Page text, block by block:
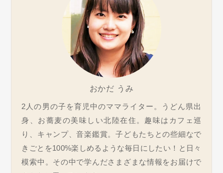
おかだ うみ
2人の男の子を育児中のママライター。うどん県出
身、お蕎麦の美味しい北陸在住。趣味はカフェ巡
り、キャンプ、音楽鑑賞。子どもたちとの些細なで
きごとを100%楽しめるような毎日にしたい！と日々
模索中。その中で学んださまざまな情報をお届けで